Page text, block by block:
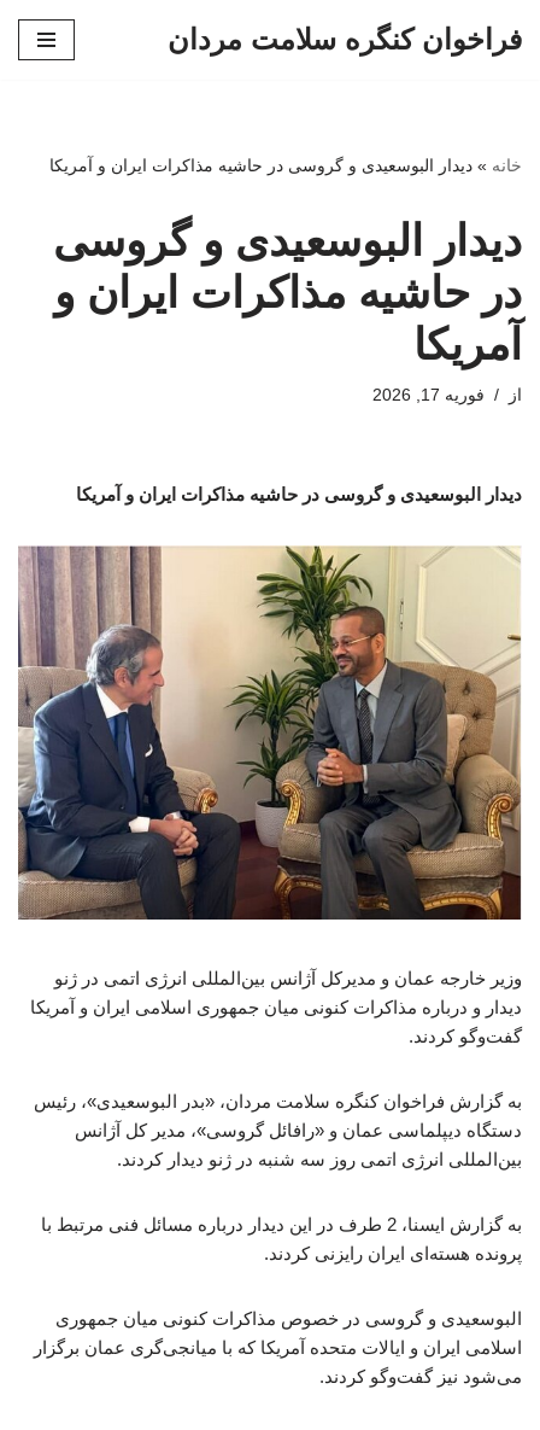
فراخوان کنگره سلامت مردان
خانه » دیدار البوسعیدی و گروسی در حاشیه مذاکرات ایران و آمریکا
دیدار البوسعیدی و گروسی
در حاشیه مذاکرات ایران و
آمریکا
از فوریه 17, 2026
دیدار البوسعیدی و گروسی در حاشیه مذاکرات ایران و آمریکا
وزیر خارجه عمان و مدیرکل آژانس بین‌المللی انرژی اتمی در ژنو
دیدار و درباره مذاکرات کنونی میان جمهوری اسلامی ایران و آمریکا
گفت‌وگو کردند.
به گزارش فراخوان کنگره سلامت مردان، «بدر البوسعیدی»، رئیس
دستگاه دیپلماسی عمان و «رافائل گروسی»، مدیر کل آژانس
بین‌المللی انرژی اتمی روز سه شنبه در ژنو دیدار کردند.
به گزارش ایسنا، 2 طرف در این دیدار درباره مسائل فنی مرتبط با
پرونده هسته‌ای ایران رایزنی کردند.
البوسعیدی و گروسی در خصوص مذاکرات کنونی میان جمهوری
اسلامی ایران و ایالات متحده آمریکا که با میانجی‌گری عمان برگزار
می‌شود نیز گفت‌وگو کردند.